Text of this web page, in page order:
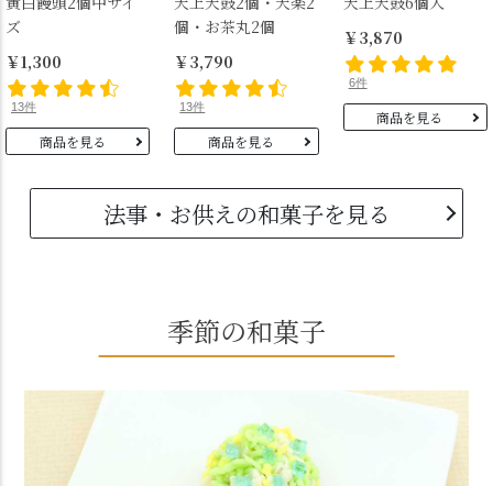
ズ
￥1,300
13件
商品を見る
個・お茶丸2個
￥3,790
13件
商品を見る
￥3,870
6件
商品を見る
法事・お供えの和菓子を見る
季節の和菓子